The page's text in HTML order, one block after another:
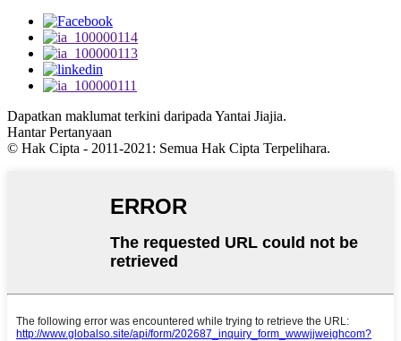
Dapatkan maklumat terkini daripada Yantai Jiajia.
Hantar Pertanyaan
© Hak Cipta - 2011-2021: Semua Hak Cipta Terpelihara.